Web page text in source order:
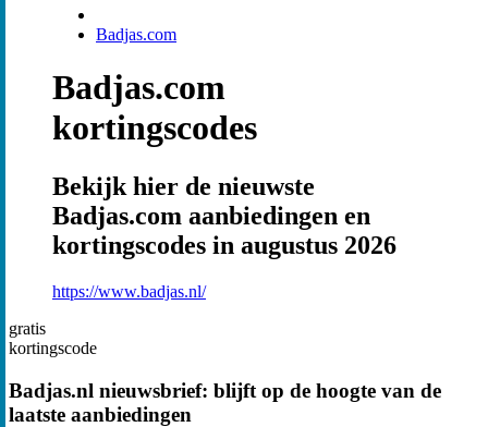
Badjas.com
Badjas.com
kortingscodes
Bekijk hier de nieuwste
Badjas.com aanbiedingen en
kortingscodes in augustus 2026
https://www.badjas.nl/
gratis
kortingscode
Badjas.nl nieuwsbrief: blijft op de hoogte van de
laatste aanbiedingen